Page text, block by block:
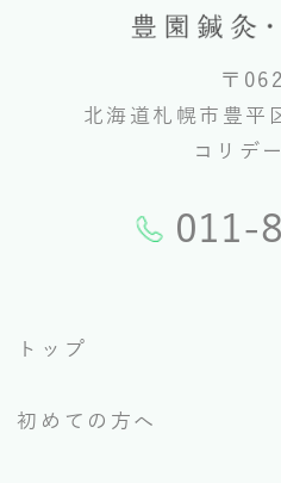
〒
北海道札幌市豊平
コリデ
011-
トップ
初めての方へ